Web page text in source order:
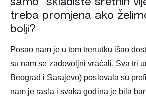
treba promjena ako
bolji?
Posao nam je u tom trenutku išao
su nam se zadovoljni vraćali. Sva tri
Beograd i Sarajevo) poslovala su
nam je rasla i svaka godina je bila